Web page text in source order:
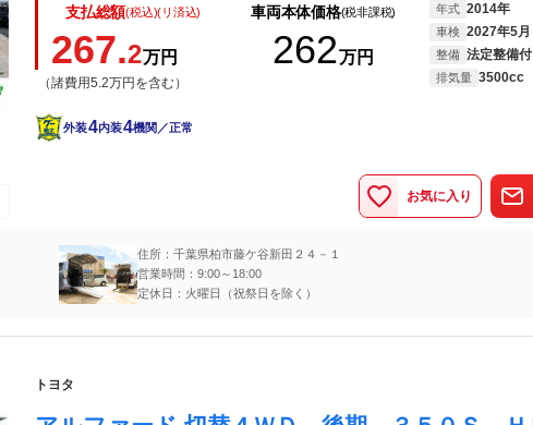
支払総額(税込)(リ済込)
267.2万円
（諸費用5.2万円を含む）
車両本体価格(税非課税)
262万円
年式 2014年
車検 2027年5月
整備 法定整備付
排気量 3500cc
外装4内装4機関／正常
お気に入り
住所：千葉県柏市藤ケ谷新田２４－１
営業時間：9:00～18:00
定休日：火曜日（祝祭日を除く）
トヨタ